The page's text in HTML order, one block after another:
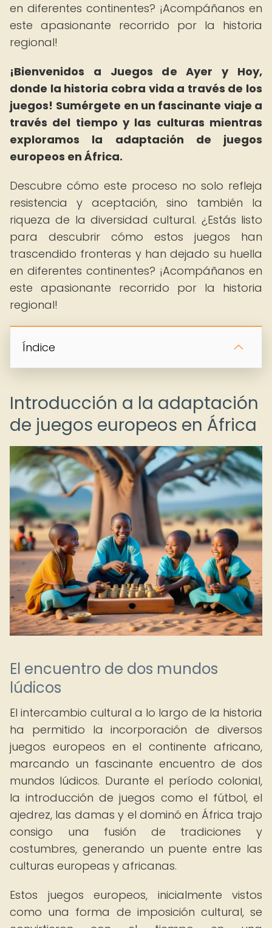
en diferentes continentes? ¡Acompáñanos en
este apasionante recorrido por la historia
regional!
¡Bienvenidos a Juegos de Ayer y Hoy,
donde la historia cobra vida a través de los
juegos! Sumérgete en un fascinante viaje a
través del tiempo y las culturas mientras
exploramos la adaptación de juegos
europeos en África.
Descubre cómo este proceso no solo refleja
resistencia y aceptación, sino también la
riqueza de la diversidad cultural. ¿Estás listo
para descubrir cómo estos juegos han
trascendido fronteras y han dejado su huella
en diferentes continentes? ¡Acompáñanos en
este apasionante recorrido por la historia
regional!
Índice
Introducción a la adaptación
de juegos europeos en África
El encuentro de dos mundos
lúdicos
El intercambio cultural a lo largo de la historia
ha permitido la incorporación de diversos
juegos europeos en el continente africano,
marcando un fascinante encuentro de dos
mundos lúdicos. Durante el período colonial,
la introducción de juegos como el fútbol, el
ajedrez, las damas y el dominó en África trajo
consigo una fusión de tradiciones y
costumbres, generando un puente entre las
culturas europeas y africanas.
Estos juegos europeos, inicialmente vistos
como una forma de imposición cultural, se